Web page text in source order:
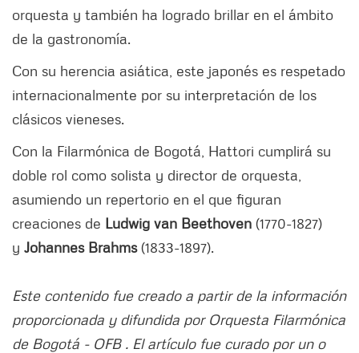
orquesta y también ha logrado brillar en el ámbito
de la gastronomía.
Con su herencia asiática, este japonés es respetado
internacionalmente por su interpretación de los
clásicos vieneses.
Con la Filarmónica de Bogotá, Hattori cumplirá su
doble rol como solista y director de orquesta,
asumiendo un repertorio en el que figuran
creaciones de Ludwig van Beethoven (1770-1827)
y Johannes Brahms(1833-1897).
Este contenido fue creado a partir de la información
proporcionada y difundida por Orquesta Filarmónica
de Bogotá - OFB . El artículo fue curado por un o